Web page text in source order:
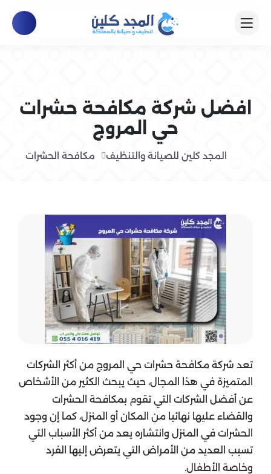
افضل شركة مكافحة حشرات
حي المروج
المجد كلين للصيانة والتنظيف مكافحة الحشرات
تعد شركة مكافحة حشرات حي المروج من أكثر الشركات
المتميزة في هذا المجال، حيث يبحث الكثير من الأشخاص
عن أفضل الشركات التي تقوم بمكافحة الحشرات
والقضاء عليها نهائيا من المكان أو المنزل، كما إن وجود
الحشرات في المنزل وانتشاره يعد من أكثر الأسباب التي
تسبب العديد من الأمراض التي يتعرض إليها الفرد
وخاصة الأطفال.